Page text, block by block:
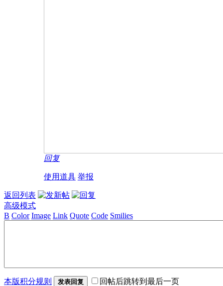
回复
使用道具 举报
返回列表
高级模式
B Color Image Link Quote Code Smilies
本版积分规则 发表回复 回帖后跳转到最后一页